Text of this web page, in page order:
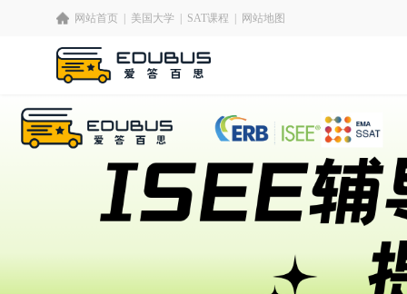
网站首页 美国大学 SAT课程 网站地图